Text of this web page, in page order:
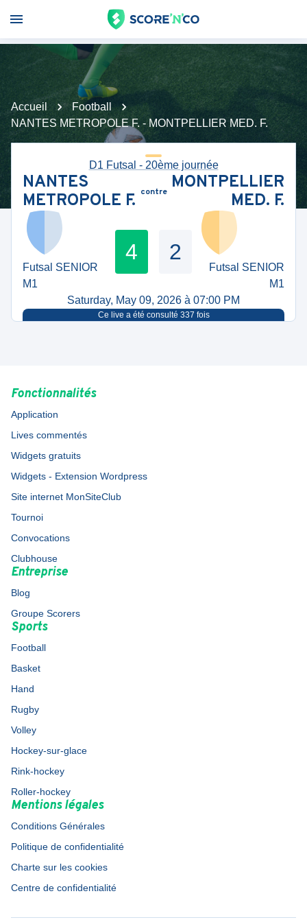
Accueil
Football
NANTES METROPOLE F. - MONTPELLIER MED. F.
D1 Futsal - 20ème journée
NANTES
METROPOLE F. contre MONTPELLIER
MED. F.
Futsal SENIOR
M1
4 2
Futsal SENIOR
M1
Saturday, May 09, 2026 à 07:00 PM
Ce live a été consulté 337 fois
Fonctionnalités
Application
Lives commentés
Widgets gratuits
Widgets - Extension Wordpress
Site internet MonSiteClub
Tournoi
Convocations
Clubhouse
Entreprise
Blog
Groupe Scorers
Sports
Football
Basket
Hand
Rugby
Volley
Hockey-sur-glace
Rink-hockey
Roller-hockey
Mentions légales
Conditions Générales
Politique de confidentialité
Charte sur les cookies
Centre de confidentialité